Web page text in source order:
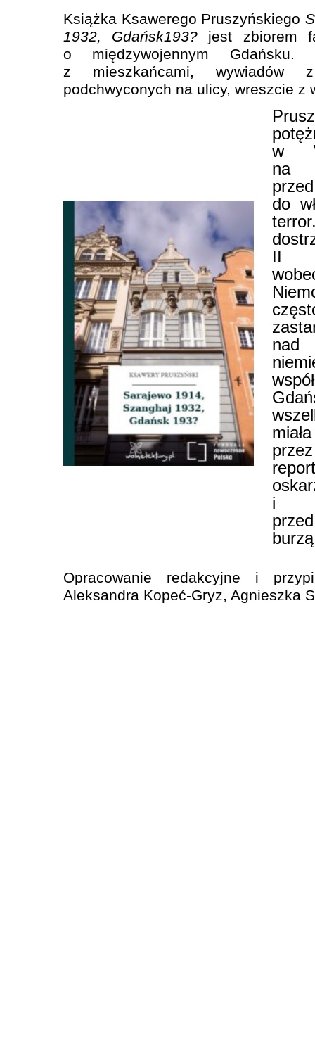
Książka Ksawerego Pruszyńskiego
1932, Gdańsk193? jest zbiorem
o międzywojennym Gdańsku.
z mieszkańcami, wywiadów
podchwyconych na ulicy, wreszcie z
w
na
do
II
i
Opracowanie redakcyjne i
Aleksandra Kopeć-Gryz, Agnieszka